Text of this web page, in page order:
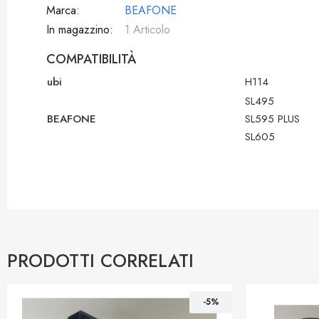
Marca
BEAFONE
In magazzino
1 Articolo
COMPATIBILITÀ
ubi H114
BEAFONE
SL495
SL595 PLUS
SL605
PRODOTTI CORRELATI
-5%